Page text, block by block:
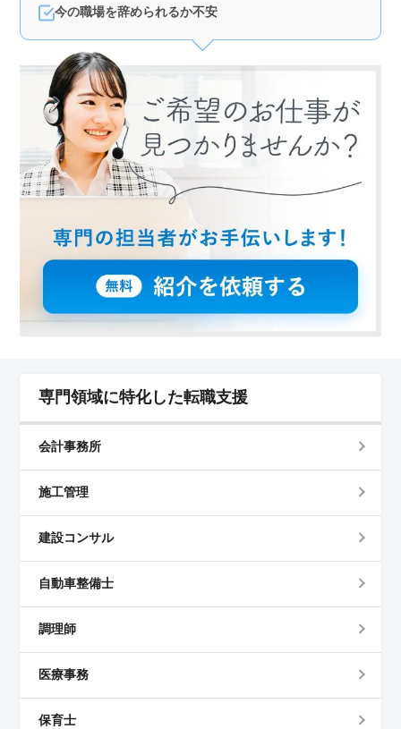
今の職場を辞められるか不安
専門領域に特化した転職支援
会計事務所
施工管理
建設コンサル
自動車整備士
調理師
医療事務
保育士